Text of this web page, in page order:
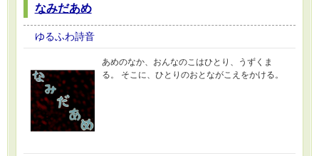
なみだあめ
ゆるふわ詩音
あめのなか、おんなのこはひとり、うずくま
る。 そこに、ひとりのおとながこえをかける。